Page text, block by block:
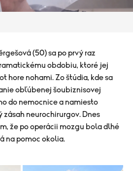
(50) sa po prvý raz
obdobiu, ktoré jej
hore nohami. Zo štúdia, kde sa
obľúbenej šoubiznisovej
do nemocnice a namiesto
zásah neurochirurgov. Dnes
že po operácii mozgu bola dlhé
na pomoc okolia.